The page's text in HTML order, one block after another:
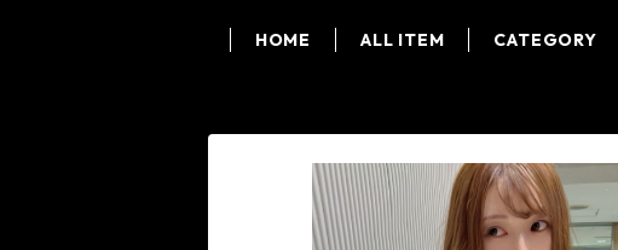
HOME ALL ITEM CATEGORY